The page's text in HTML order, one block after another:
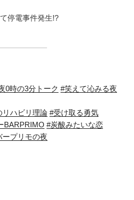
停電事件発生!?
0時の3分トーク #笑えて沁みる夜
リハビリ理論 #受け取る勇気
BARPRIMO #炭酸みたいな恋
ープリモの夜